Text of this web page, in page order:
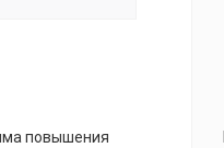
повышения